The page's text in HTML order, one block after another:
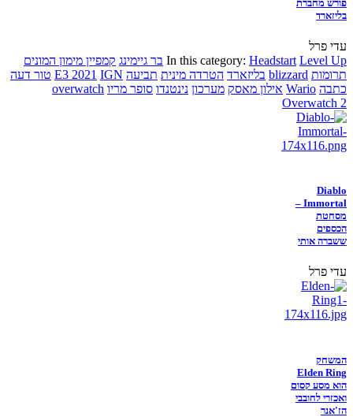
פורש מחברת
בליזארד
עדי פרל
In this category: Headstart Level Up בר גיימינג קמפיין מימון המונים
תרומות blizzard בליזארד הטרדה מינית תביעה E3 2021 IGN
טור דעה
כתבה Wario אילון מאסק מערכון נינטנדו סופר מריו overwatch
Overwatch 2
Diablo
Immortal –
מסחטת
הכספים
ששברה אותי
עדי פרל
המשחק
Elden Ring
הוא מסע קסום
ואכזרי לחובבי
הז'אנר